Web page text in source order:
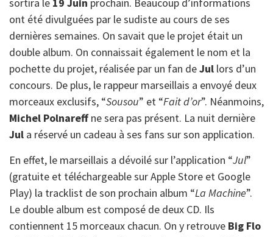
ont été divulguées par le sudiste au cours de ses
dernières semaines. On savait que le projet était un
double album. On connaissait également le nom et la
pochette du projet, réalisée par un fan deJul lors d’un
concours. De plus, le rappeur marseillais a envoyé deux
morceaux exclusifs, “Sousou” et “Fait d’or”. Néanmoins,
Michel Polnareffne sera pas présent. La nuit dernière
Jul a réservé un cadeau à ses fans sur son application.
En effet, le marseillais a dévoilé sur l’application “Jul”
(gratuite et téléchargeable sur Apple Store et Google
Play) la tracklist de son prochain album “La Machine”.
Le double album est composé de deux CD. Ils
contiennent 15 morceaux chacun. On y retrouve Big Flo